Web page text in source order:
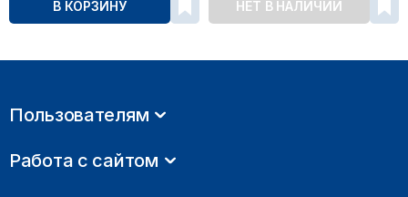
В КОРЗИНУ НЕТ В НАЛИЧИИ
Пользователям
Работа с сайтом